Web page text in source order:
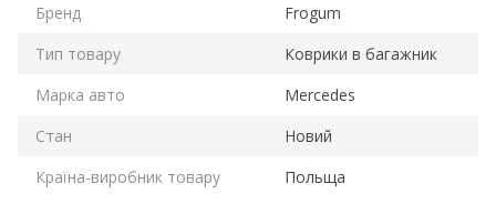
Бренд
Frogum
Тип товару
Коврики в багажник
Марка авто
Mercedes
Стан
Новий
Країна-виробник товару
Польща